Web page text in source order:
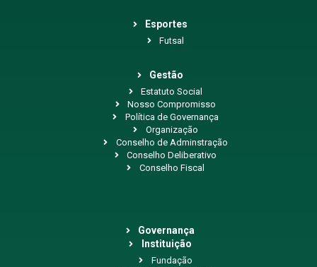
Esportes
Futsal
Gestão
Estatuto Social
Nosso Compromisso
Política de Governança
Organização
Conselho de Adminstração
Conselho Deliberativo
Conselho Fiscal
Governança
Instituição
Fundação